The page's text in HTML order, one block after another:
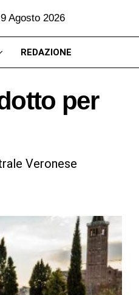
Agosto 2026
REDAZIONE
per
Veronese